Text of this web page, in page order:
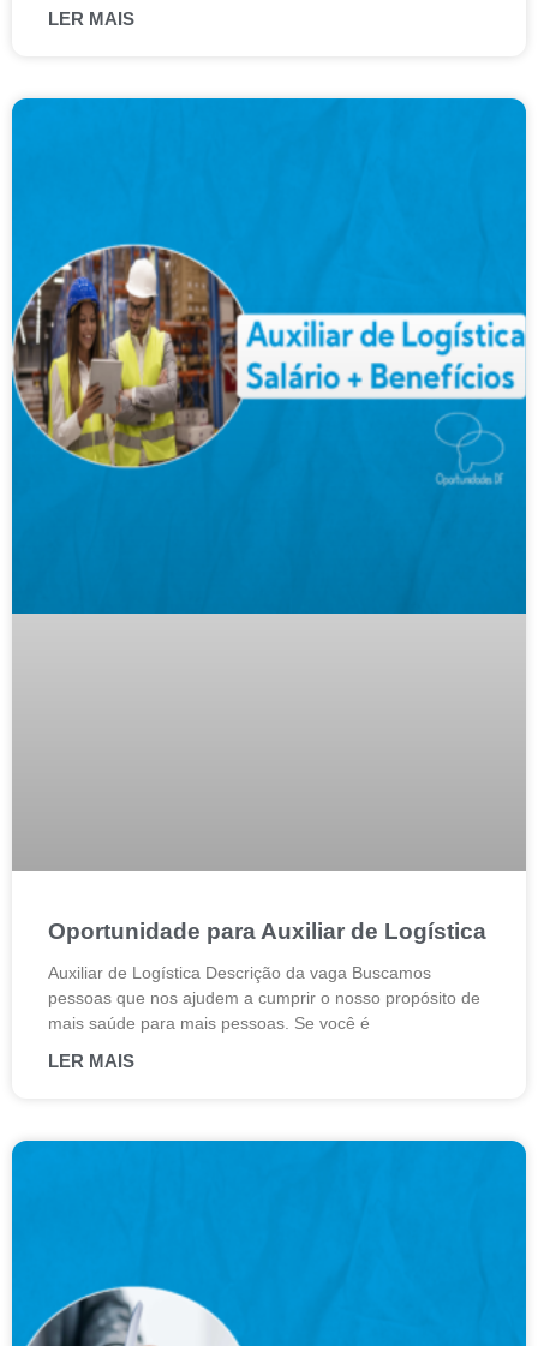
LER MAIS
Oportunidade para Auxiliar de Logística
Auxiliar de Logística Descrição da vaga Buscamos
pessoas que nos ajudem a cumprir o nosso propósito de
mais saúde para mais pessoas. Se você é
LER MAIS